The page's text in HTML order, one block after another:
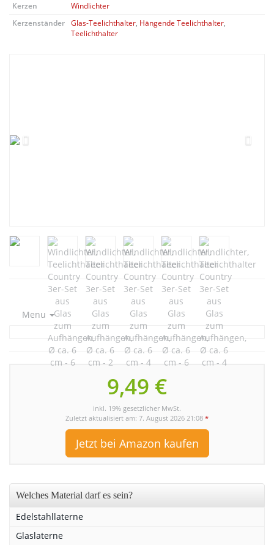
Kerzen
Windlichter
Kerzenständer Glas-Teelichthalter, Hängende Teelichthalter,
Teelichthalter
Menu
9,49 €
inkl. 19% gesetzlicher MwSt.
Zuletzt aktualisiert am: 7. August 2026 21:08 *
Jetzt bei Amazon kaufen
Welches Material darf es sein?
Edelstahllaterne
Glaslaterne